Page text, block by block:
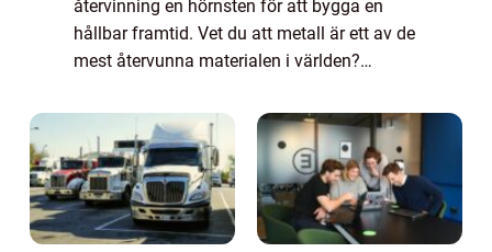
återvinning en hörnsten för att bygga en
hållbar framtid. Vet du att metall är ett av de
mest återvunna materialen i världen?